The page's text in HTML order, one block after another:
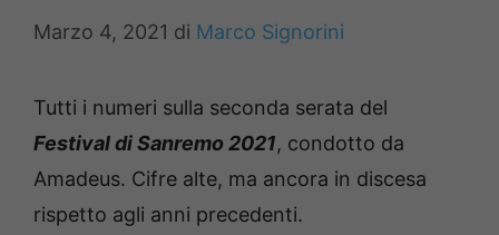
Marzo 4, 2021 di Marco Signorini
Tutti i numeri sulla seconda serata del
Festival di Sanremo 2021, condotto da
Amadeus. Cifre alte, ma ancora in discesa
rispetto agli anni precedenti.